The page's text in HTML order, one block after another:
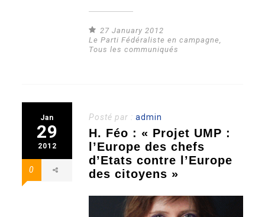
27 January 2012
Le Parti Fédéraliste en campagne,
Tous les communiqués
Jan
29
2012
0
Posté par :admin
H. Féo : « Projet UMP :
l’Europe des chefs
d’Etats contre l’Europe
des citoyens »